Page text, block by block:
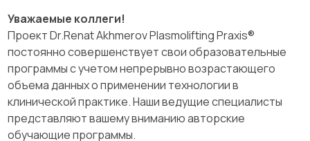
Уважаемые коллеги!
Проект Dr.Renat Akhmerov Plasmolifting Praxis®
постоянно совершенствует свои образовательные
программы с учетом непрерывно возрастающего
объема данных о применении технологии в
клинической практике. Наши ведущие специалисты
представляют вашему вниманию авторские
обучающие программы.